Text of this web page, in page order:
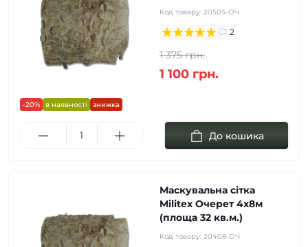
-20% в наявності знижка
Код товару: 20505-ОЧ
2
1 375 грн.
1 100 грн.
До кошика
Маскувальна сітка
Militex Очерет 4х8м
(площа 32 кв.м.)
Код товару: 20408-ОЧ